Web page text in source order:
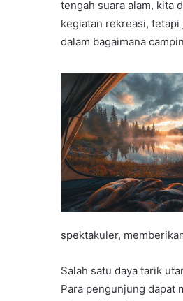
tengah suara alam, kita
kegiatan rekreasi,
dalam bagaimana
spektakuler,
Salah satu daya tarik
Para pengunjung dapat